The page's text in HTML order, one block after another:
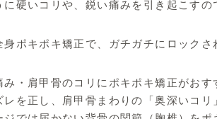
に硬いコリや、鋭い痛みを引き起こすの
身ポキポキ矯正で、ガチガチにロック
み・肩甲骨のコリにポキポキ矯正がおす
レを正し、肩甲骨まわりの「奥深いコリ